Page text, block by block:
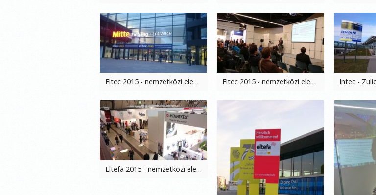
Eltec 2015 - nemzetközi elektronikai szakvásár, Nürnberg, 2015. 01. 14-16. Eltec 2015 - nemzetközi elektronikai szakvásár, Nürnberg, 2015. 01. 14-16.
Eltefa 2015 - nemzetközi elektrotechnikai szakvásár, Stuttgart, 2015. 03. 18-20.